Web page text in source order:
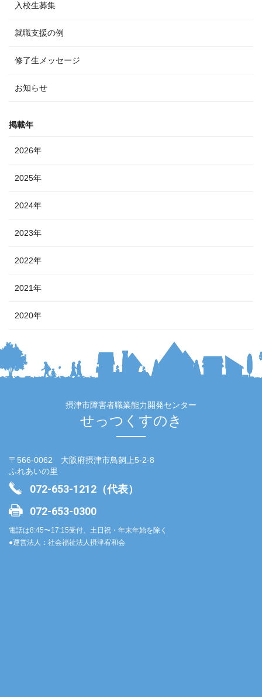
入校生募集
就職支援の例
修了生メッセージ
お知らせ
掲載年
2026年
2025年
2024年
2023年
2022年
2021年
2020年
摂津市障害者職業能力開発センター
せっつくすのき
〒566-0062 大阪府摂津市鳥飼上5-2-8
ふれあいの里
072-653-1212（代表）
072-653-0300
電話は8:45〜17:15受付、土日祝・年末年始を除く
●運営法人：社会福祉法人摂津宥和会